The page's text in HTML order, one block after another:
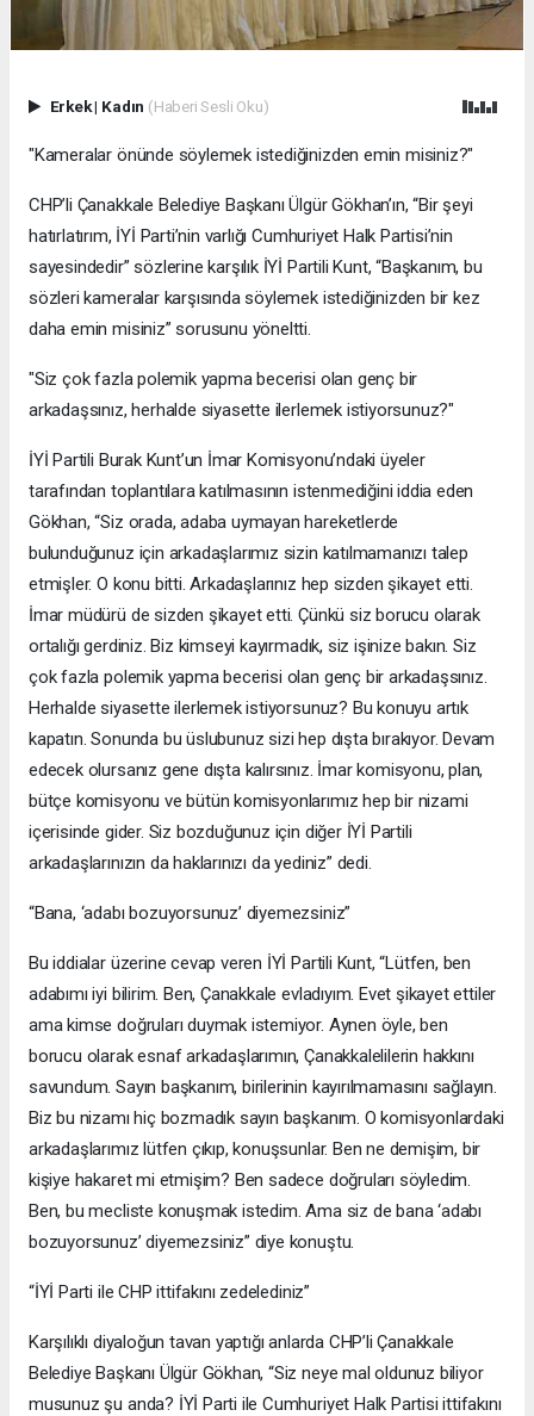
Erkek| Kadın (Haberi Sesli Oku)
"Kameralar önünde söylemek istediğinizden emin misiniz?"
CHP’li Çanakkale Belediye Başkanı Ülgür Gökhan’ın, “Bir şeyi
hatırlatırım, İYİ Parti’nin varlığı Cumhuriyet Halk Partisi’nin
sayesindedir” sözlerine karşılık İYİ Partili Kunt, “Başkanım, bu
sözleri kameralar karşısında söylemek istediğinizden bir kez
daha emin misiniz” sorusunu yöneltti.
"Siz çok fazla polemik yapma becerisi olan genç bir
arkadaşsınız, herhalde siyasette ilerlemek istiyorsunuz?"
İYİ Partili Burak Kunt’un İmar Komisyonu’ndaki üyeler
tarafından toplantılara katılmasının istenmediğini iddia eden
Gökhan, “Siz orada, adaba uymayan hareketlerde
bulunduğunuz için arkadaşlarımız sizin katılmamanızı talep
etmişler. O konu bitti. Arkadaşlarınız hep sizden şikayet etti.
İmar müdürü de sizden şikayet etti. Çünkü siz borucu olarak
ortalığı gerdiniz. Biz kimseyi kayırmadık, siz işinize bakın. Siz
çok fazla polemik yapma becerisi olan genç bir arkadaşsınız.
Herhalde siyasette ilerlemek istiyorsunuz? Bu konuyu artık
kapatın. Sonunda bu üslubunuz sizi hep dışta bırakıyor. Devam
edecek olursanız gene dışta kalırsınız. İmar komisyonu, plan,
bütçe komisyonu ve bütün komisyonlarımız hep bir nizami
içerisinde gider. Siz bozduğunuz için diğer İYİ Partili
arkadaşlarınızın da haklarınızı da yediniz” dedi.
“Bana, ‘adabı bozuyorsunuz’ diyemezsiniz”
Bu iddialar üzerine cevap veren İYİ Partili Kunt, “Lütfen, ben
adabımı iyi bilirim. Ben, Çanakkale evladıyım. Evet şikayet ettiler
ama kimse doğruları duymak istemiyor. Aynen öyle, ben
borucu olarak esnaf arkadaşlarımın, Çanakkalelilerin hakkını
savundum. Sayın başkanım, birilerinin kayırılmamasını sağlayın.
Biz bu nizamı hiç bozmadık sayın başkanım. O komisyonlardaki
arkadaşlarımız lütfen çıkıp, konuşsunlar. Ben ne demişim, bir
kişiye hakaret mi etmişim? Ben sadece doğruları söyledim.
Ben, bu mecliste konuşmak istedim. Ama siz de bana ‘adabı
bozuyorsunuz’ diyemezsiniz” diye konuştu.
“İYİ Parti ile CHP ittifakını zedelediniz”
Karşılıklı diyaloğun tavan yaptığı anlarda CHP’li Çanakkale
Belediye Başkanı Ülgür Gökhan, “Siz neye mal oldunuz biliyor
musunuz şu anda? İYİ Parti ile Cumhuriyet Halk Partisi ittifakını